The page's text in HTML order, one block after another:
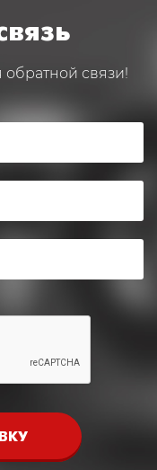
связи!